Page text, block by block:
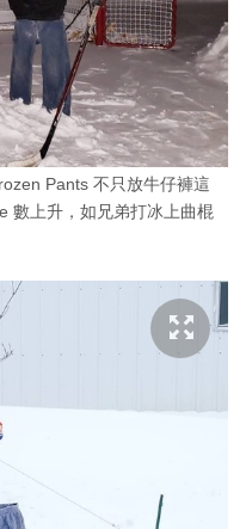
Pants 不只放牛仔褲這
數上升，如兄弟打冰上曲棍